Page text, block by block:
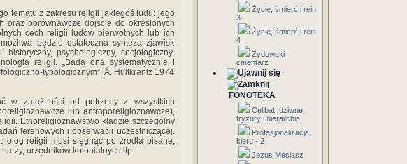
tematu z zakresu religii jakiegoś ludu: jego
oraz porównawcze dojście do określonych
cech religii ludów pierwotnych lub ich
będzie ostateczna synteza zjawisk
psychologiczny, socjologiczny,
religii. „Bada ona systematycznie i
typologicznym” [Å. Hultkrantz 1974
w zależności od potrzeby z wszystkich
lub antroporeligioznawcze),
Etnoreligioznawstwo kładzie szczególny
terenowych i obserwacji uczestniczącej.
religii musi sięgnąć po źródła pisane,
urzędników kolonialnych itp.
Życie, śmierć i rein
3
Życie, śmierć i rein
4
Żydowski
cmentarz
FONOTEKA
Celibat, dziwne
fryzury i hierarchia
Profesjonalizacja
kleru - 2
Jezus Mesjasz